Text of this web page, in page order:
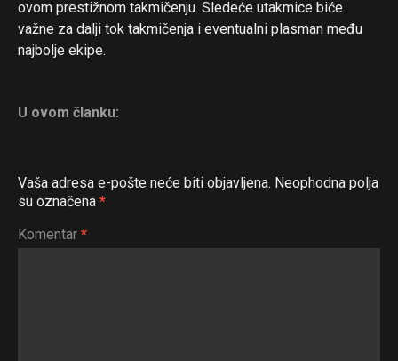
ovom prestižnom takmičenju. Sledeće utakmice biće
važne za dalji tok takmičenja i eventualni plasman među
najbolje ekipe.
U ovom članku:
Vaša adresa e-pošte neće biti objavljena. Neophodna polja
su označena *
Komentar *
Email